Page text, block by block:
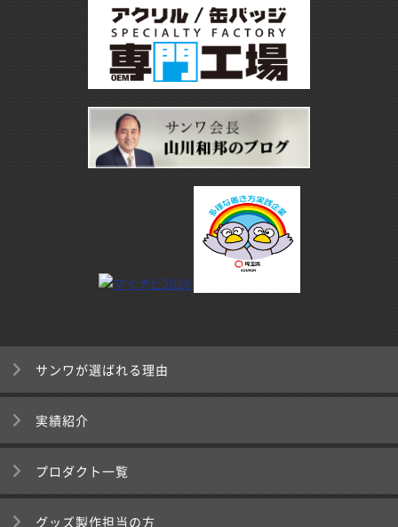
サンワが選ばれる理由
実績紹介
プロダクト一覧
グッズ製作担当の方